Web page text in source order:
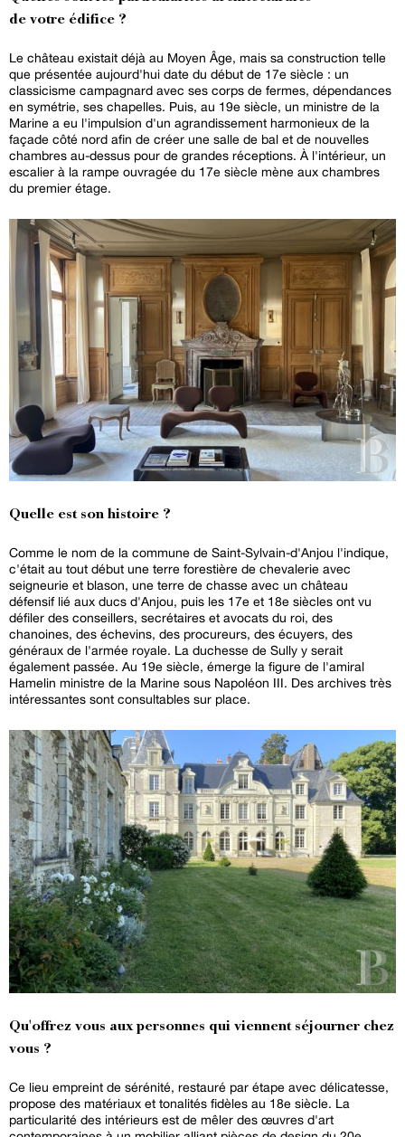
de votre édifice ?
Le château existait déjà au Moyen Âge, mais sa construction telle
que présentée aujourd'hui date du début de 17e siècle : un
classicisme campagnard avec ses corps de fermes, dépendances
en symétrie, ses chapelles. Puis, au 19e siècle, un ministre de la
Marine a eu l'impulsion d'un agrandissement harmonieux de la
façade côté nord afin de créer une salle de bal et de nouvelles
chambres au-dessus pour de grandes réceptions. À l'intérieur, un
escalier à la rampe ouvragée du 17e siècle mène aux chambres
du premier étage.
Quelle est son histoire ?
Comme le nom de la commune de Saint-Sylvain-d'Anjou l'indique,
c'était au tout début une terre forestière de chevalerie avec
seigneurie et blason, une terre de chasse avec un château
défensif lié aux ducs d'Anjou, puis les 17e et 18e siècles ont vu
défiler des conseillers, secrétaires et avocats du roi, des
chanoines, des échevins, des procureurs, des écuyers, des
généraux de l'armée royale. La duchesse de Sully y serait
également passée. Au 19e siècle, émerge la figure de l'amiral
Hamelin ministre de la Marine sous Napoléon III. Des archives très
intéressantes sont consultables sur place.
Qu'offrez vous aux personnes qui viennent séjourner chez
vous ?
Ce lieu empreint de sérénité, restauré par étape avec délicatesse,
propose des matériaux et tonalités fidèles au 18e siècle. La
particularité des intérieurs est de mêler des œuvres d'art